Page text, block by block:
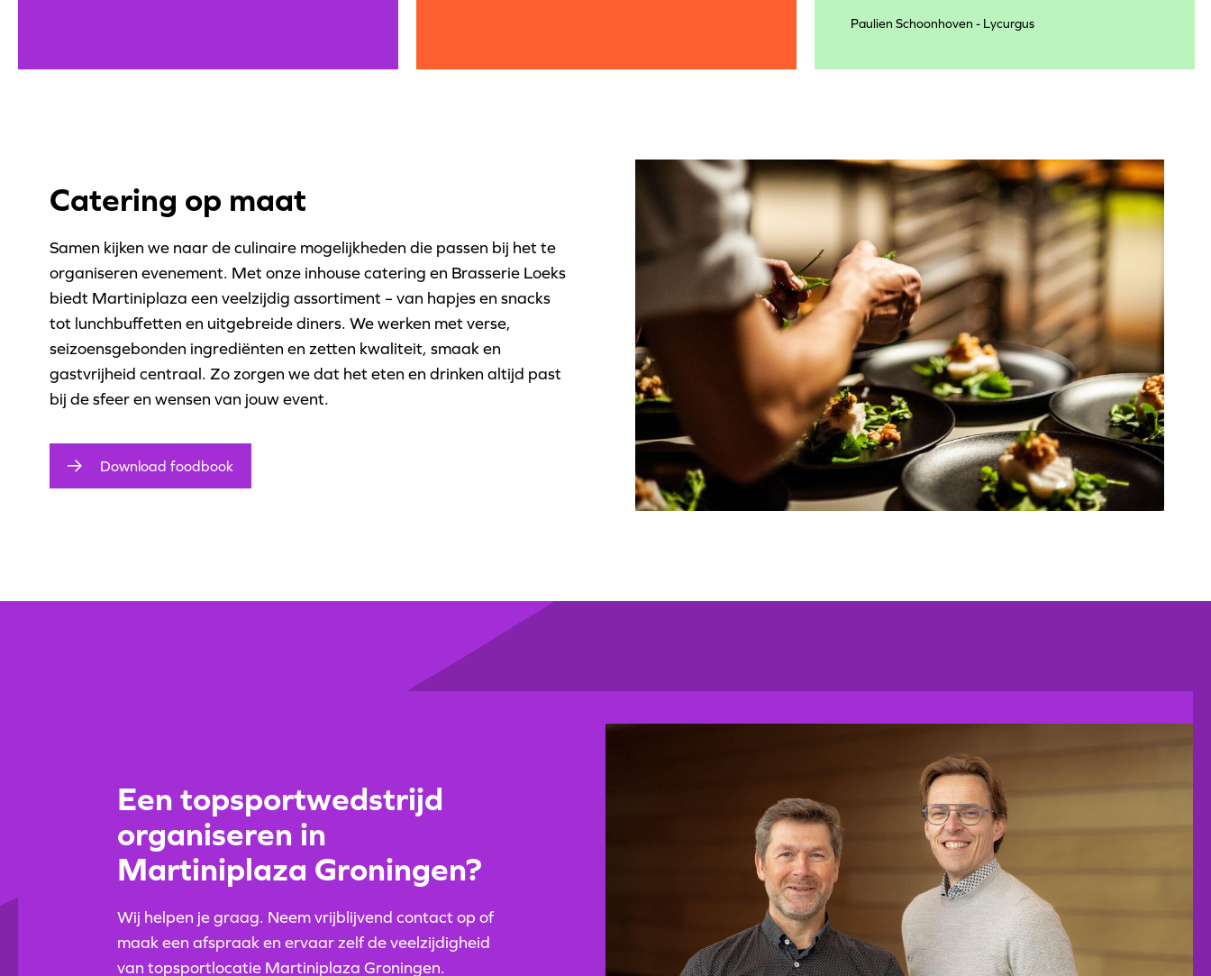
Paulien Schoonhoven - Lycurgus
Catering op maat
Samen kijken we naar de culinaire mogelijkheden die passen bij het te
organiseren evenement. Met onze inhouse catering en Brasserie Loeks
biedt Martiniplaza een veelzijdig assortiment – van hapjes en snacks
tot lunchbuffetten en uitgebreide diners. We werken met verse,
seizoensgebonden ingrediënten en zetten kwaliteit, smaak en
gastvrijheid centraal. Zo zorgen we dat het eten en drinken altijd past
bij de sfeer en wensen van jouw event.
Download foodbook
Een topsportwedstrijd
organiseren in
Martiniplaza Groningen?
Wij helpen je graag. Neem vrijblijvend contact op of
maak een afspraak en ervaar zelf de veelzijdigheid
van topsportlocatie Martiniplaza Groningen.